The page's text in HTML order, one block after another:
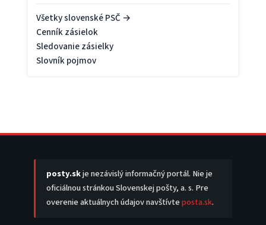
Všetky slovenské PSČ →
Cenník zásielok
Sledovanie zásielky
Slovník pojmov
posty.skje nezávislý informačný portál. Nie je
oficiálnou stránkou Slovenskej pošty, a. s. Pre
overenie aktuálnych údajov navštívteposta.sk.